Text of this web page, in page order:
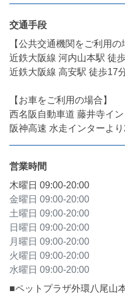
交通手段
【公共交通機関をご利用の
近鉄大阪線 河内山本駅 徒
近鉄大阪線 高安駅 徒歩17
【お車をご利用の場合】
西名阪自動車道 藤井寺イ
阪神高速 水走インターよ
営業時間
木曜日 09:00-20:00
金曜日 09:00-20:00
土曜日 09:00-20:00
日曜日 09:00-20:00
月曜日 09:00-20:00
火曜日 09:00-20:00
水曜日 09:00-20:00
■ペットプラザ外環八尾山